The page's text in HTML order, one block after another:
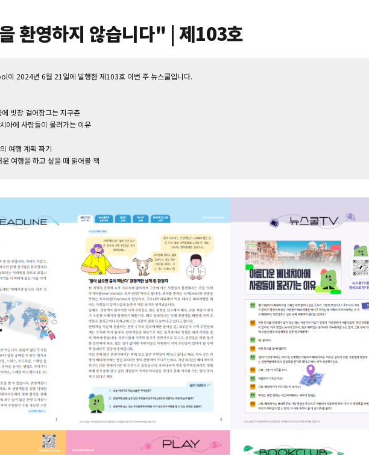
환영하지 않습니다" | 제103호
이 2024년 6월 21일에 발행한 제103호 이번 주 뉴스쿨입니다.‌
빗장 걸어잠그는 지구촌
아에 사람들이 몰려가는 이유
여행 계획 짜기
여행을 하고 싶을 때 읽어볼 책